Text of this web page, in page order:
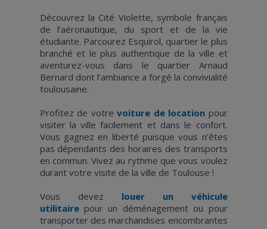
Découvrez la Cité Violette, symbole français
de l’aéronautique, du sport et de la vie
étudiante. Parcourez Esquirol, quartier le plus
branché et le plus authentique de la ville et
aventurez-vous dans le quartier Arnaud
Bernard dont l’ambiance a forgé la convivialité
toulousaine.
Profitez de votre voiture de location pour
visiter la ville facilement et dans le confort.
Vous gagnez en liberté puisque vous n’êtes
pas dépendants des horaires des transports
en commun. Vivez au rythme que vous voulez
durant votre visite de la ville de Toulouse !
Vous devez louer un véhicule
utilitairepour un déménagement ou pour
transporter des marchandises encombrantes